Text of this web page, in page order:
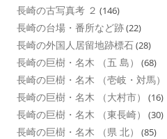
長崎の古写真考 ２ (146)
長崎の台場・番所など跡(22)
長崎の外国人居留地跡標石(28)
長崎の巨樹・名木 （五 島） (68)
長崎の巨樹・名木 （壱岐・対馬）
長崎の巨樹・名木 （大村市） (16)
長崎の巨樹・名木 （東長崎） (30)
長崎の巨樹・名木 （県 北） (85)